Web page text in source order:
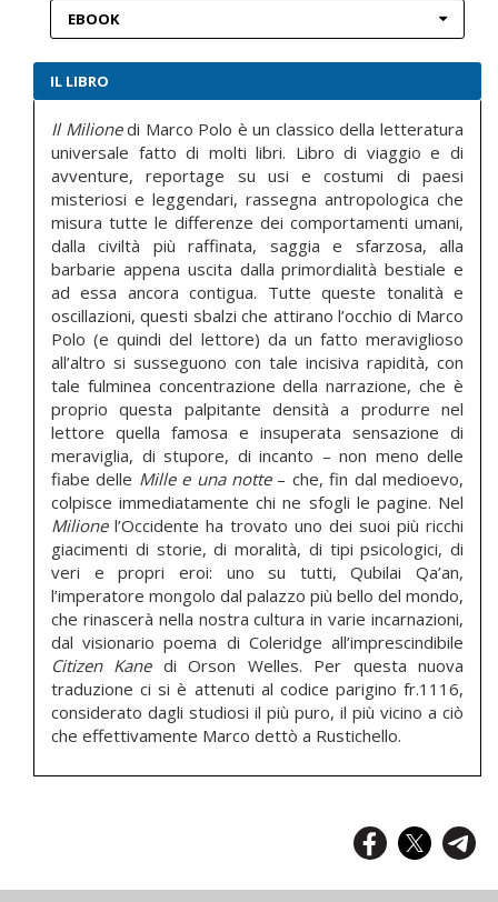
EBOOK
IL LIBRO
Il Milionedi Marco Polo è un classico della letteratura
universale fatto di molti libri. Libro di viaggio e di
avventure, reportage su usi e costumi di paesi
misteriosi e leggendari, rassegna antropologica che
misura tutte le differenze dei comportamenti umani,
dalla civiltà più raffinata, saggia e sfarzosa, alla
barbarie appena uscita dalla primordialità bestiale e
ad essa ancora contigua. Tutte queste tonalità e
oscillazioni, questi sbalzi che attirano l’occhio di Marco
Polo (e quindi del lettore) da un fatto meraviglioso
all’altro si susseguono con tale incisiva rapidità, con
tale fulminea concentrazione della narrazione, che è
proprio questa palpitante densità a produrre nel
lettore quella famosa e insuperata sensazione di
meraviglia, di stupore, di incanto – non meno delle
fiabe delle Mille e una notte – che, fin dal medioevo,
colpisce immediatamente chi ne sfogli le pagine. Nel
Milionel’Occidente ha trovato uno dei suoi più ricchi
giacimenti di storie, di moralità, di tipi psicologici, di
veri e propri eroi: uno su tutti, Qubilai Qa’an,
l’imperatore mongolo dal palazzo più bello del mondo,
che rinascerà nella nostra cultura in varie incarnazioni,
dal visionario poema di Coleridge all’imprescindibile
Citizen Kanedi Orson Welles. Per questa nuova
traduzione ci si è attenuti al codice parigino fr.1116,
considerato dagli studiosi il più puro, il più vicino a ciò
che effettivamente Marco dettò a Rustichello.